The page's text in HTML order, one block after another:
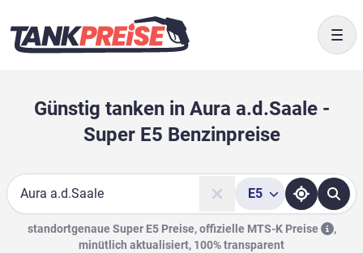
Günstig tanken in Aura a.d.Saale -
Super E5 Benzinpreise
Suche
E5
standortgenaue Super E5 Preise, offizielle MTS-K Preise
,
minütlich aktualisiert, 100% transparent